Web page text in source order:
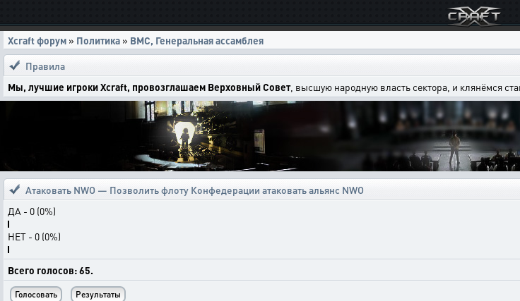
Xcraft форум » Политика » ВМС, Генеральная ассамблея
Правила
Мы, лучшие игроки Xcraft, провозглашаем Верховный Совет, высшую народную власть сектора, и клянёмся
Атаковать NWO — Позволить флоту Конфедерации атаковать альянс NWO
ДА - 0 (0%)
НЕТ - 0 (0%)
Всего голосов: 65.